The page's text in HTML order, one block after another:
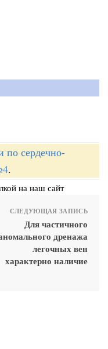
по сердечно-
.
на наш сайт
СЛЕДУЮЩАЯ ЗАПИСЬ
Для частичного
дренажа
легочных вен
характерно наличие